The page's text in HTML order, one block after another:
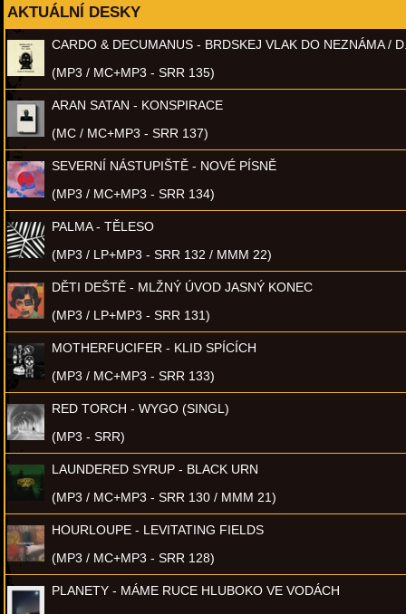
AKTUÁLNÍ DESKY
CARDO & DECUMANUS - BRDSKEJ VLAK DO NEZNÁMA /
(MP3 / MC+MP3 - SRR 135)
ARAN SATAN - KONSPIRACE
(MC / MC+MP3 - SRR 137)
SEVERNÍ NÁSTUPIŠTĚ - NOVÉ PÍSNĚ
(MP3 / MC+MP3 - SRR 134)
PALMA - TĚLESO
(MP3 / LP+MP3 - SRR 132 / MMM 22)
DĚTI DEŠTĚ - MLŽNÝ ÚVOD JASNÝ KONEC
(MP3 / LP+MP3 - SRR 131)
MOTHERFUCIFER - KLID SPÍCÍCH
(MP3 / MC+MP3 - SRR 133)
RED TORCH - WYGO (SINGL)
(MP3 - SRR)
LAUNDERED SYRUP - BLACK URN
(MP3 / MC+MP3 - SRR 130 / MMM 21)
HOURLOUPE - LEVITATING FIELDS
(MP3 / MC+MP3 - SRR 128)
PLANETY - MÁME RUCE HLUBOKO VE VODÁCH